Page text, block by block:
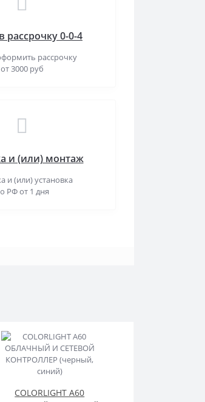
рассрочку 0-0-4
рассрочку
от 3000 руб
и (или) монтаж
и (или) установка
РФ от 1 дня
COLORLIGHT A60